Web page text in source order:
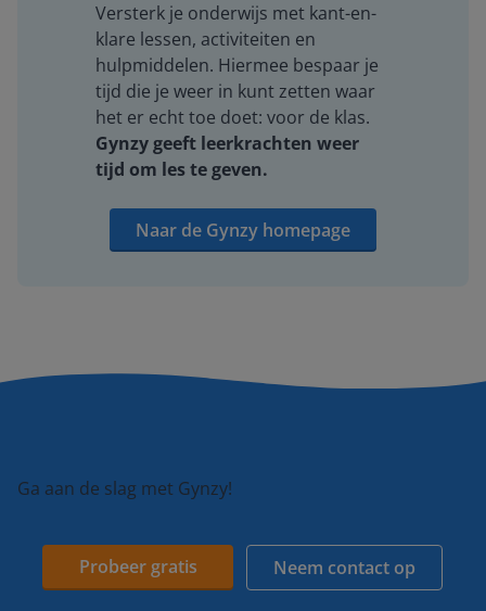
Versterk je onderwijs met kant-en-
klare lessen, activiteiten en
hulpmiddelen. Hiermee bespaar je
tijd die je weer in kunt zetten waar
het er echt toe doet: voor de klas.
Gynzy geeft leerkrachten weer
tijd om les te geven.
Naar de Gynzy homepage
Ga aan de slag met Gynzy!
Probeer gratis Neem contact op